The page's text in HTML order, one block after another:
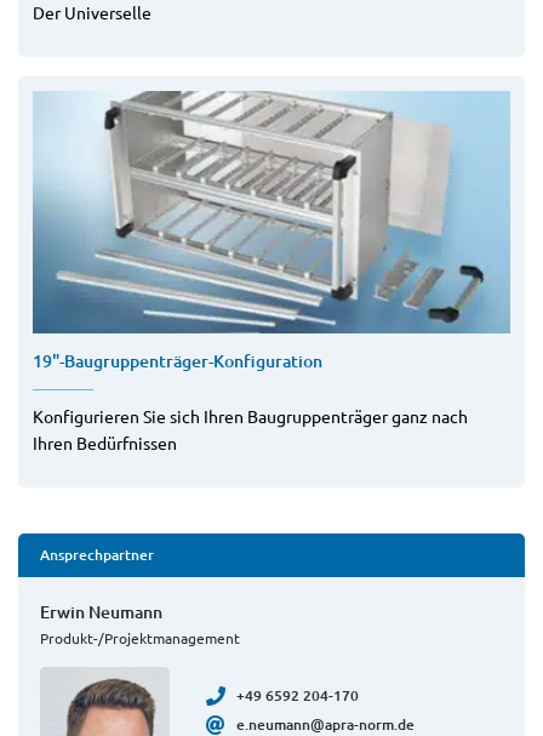
Der Universelle
19"-Baugruppenträger-Konfiguration
Konfigurieren Sie sich Ihren Baugruppenträger ganz nach
Ihren Bedürfnissen
Ansprechpartner
Erwin Neumann
Produkt-/Projektmanagement
+49 6592 204-170
e.neumann@apra-norm.de